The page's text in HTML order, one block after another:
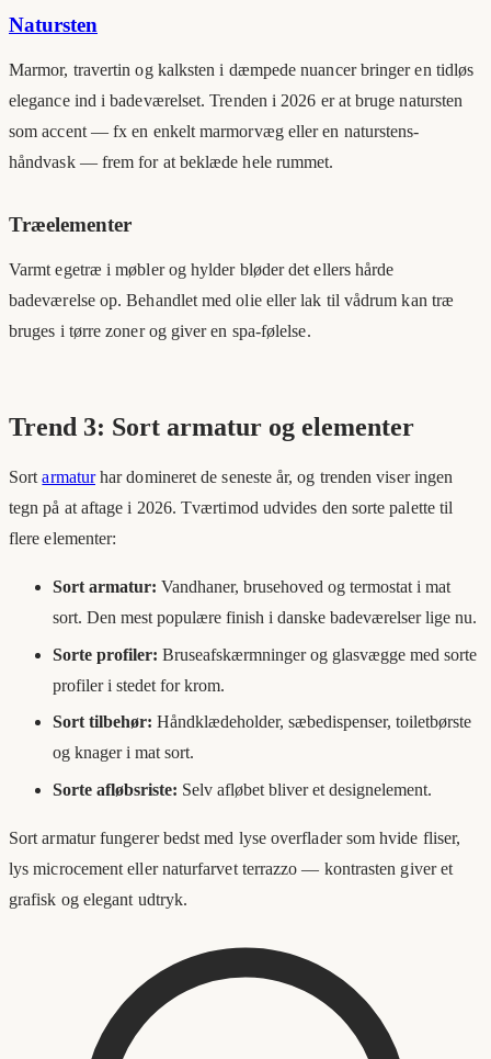
Natursten
Marmor, travertin og kalksten i dæmpede nuancer bringer en tidløs
elegance ind i badeværelset. Trenden i 2026 er at bruge natursten
som accent — fx en enkelt marmorvæg eller en naturstens-
håndvask — frem for at beklæde hele rummet.
Træelementer
Varmt egetræ i møbler og hylder bløder det ellers hårde
badeværelse op. Behandlet med olie eller lak til vådrum kan træ
bruges i tørre zoner og giver en spa-følelse.
Trend 3: Sort armatur og elementer
Sort armatur har domineret de seneste år, og trenden viser ingen
tegn på at aftage i 2026. Tværtimod udvides den sorte palette til
flere elementer:
Sort armatur: Vandhaner, brusehoved og termostat i mat
sort. Den mest populære finish i danske badeværelser lige nu.
Sorte profiler: Bruseafskærmninger og glasvægge med sorte
profiler i stedet for krom.
Sort tilbehør: Håndklædeholder, sæbedispenser, toiletbørste
og knager i mat sort.
Sorte afløbsriste: Selv afløbet bliver et designelement.
Sort armatur fungerer bedst med lyse overflader som hvide fliser,
lys microcement eller naturfarvet terrazzo — kontrasten giver et
grafisk og elegant udtryk.